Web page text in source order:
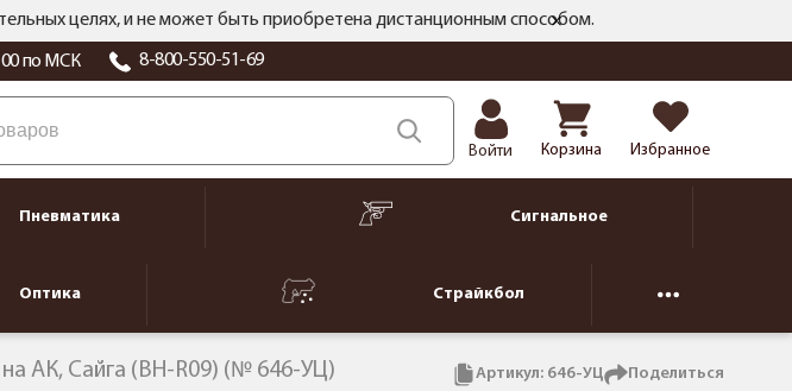
целях, и не может быть приобретена дистанционным способом.
00 по МСК 8-800-550-51-69
Войти Корзина Избранное
Пневматика Сигнальное
Оптика Страйкбол
АК, Сайга (BH-R09) (№ 646-УЦ) Артикул: 646-УЦ Поделиться